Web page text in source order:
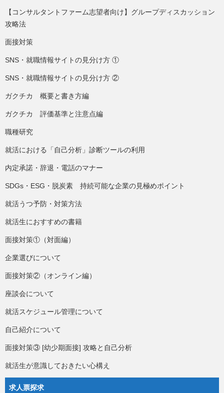
【コンサルタントファーム志望者向け】グループディスカッション
攻略法
面接対策
SNS・就職情報サイトの見分け方 ①
SNS・就職情報サイトの見分け方 ②
ガクチカ 概要と書き方編
ガクチカ 評価基準と注意点編
職種研究
就活における「自己分析」診断ツールの利用
内定承諾・辞退・電話のマナー
SDGs・ESG・脱炭素 持続可能な企業の見極めポイント
就活うつ予防・対策方法
就活生におすすめの書籍
面接対策①（対面編）
企業選びについて
面接対策②（オンライン編）
座談会について
就活スケジュール管理について
自己紹介について
面接対策③ [幼少期面接] 攻略と自己分析
就活生が意識しておきたい心構え
求人票探求